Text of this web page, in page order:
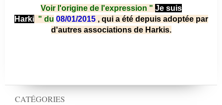
CATÉGORIES
Voir l'origine de l'expression " Je suis
Harki " du 08/01/2015 , qui a été depuis adoptée par
d'autres associations de Harkis.